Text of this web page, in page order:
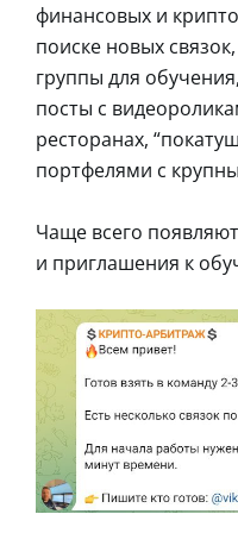
финансовых и
поиске новых
группы для
посты с
ресторанах,
портфелями с
Чаще всего
и приглашения к